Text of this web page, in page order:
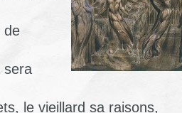
de
sera
le vieillard sa raisons,